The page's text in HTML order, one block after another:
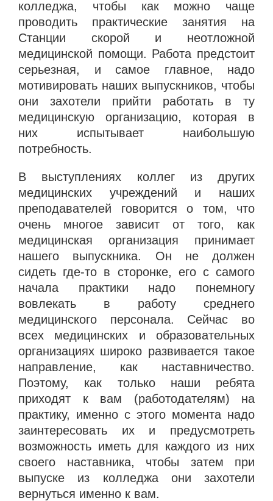
колледжа, чтобы как можно чаще
проводить практические занятия на
Станции скорой и неотложной
медицинской помощи. Работа предстоит
серьезная, и самое главное, надо
мотивировать наших выпускников, чтобы
они захотели прийти работать в ту
медицинскую организацию, которая в
них испытывает наибольшую
потребность.
В выступлениях коллег из других
медицинских учреждений и наших
преподавателей говорится о том, что
очень многое зависит от того, как
медицинская организация принимает
нашего выпускника. Он не должен
сидеть где-то в сторонке, его с самого
начала практики надо понемногу
вовлекать в работу среднего
медицинского персонала. Сейчас во
всех медицинских и образовательных
организациях широко развивается такое
направление, как наставничество.
Поэтому, как только наши ребята
приходят к вам (работодателям) на
практику, именно с этого момента надо
заинтересовать их и предусмотреть
возможность иметь для каждого из них
своего наставника, чтобы затем при
выпуске из колледжа они захотели
вернуться именно к вам.